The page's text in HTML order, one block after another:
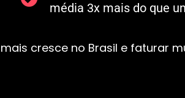
média 3x mais do que
cresce no Brasil e faturar